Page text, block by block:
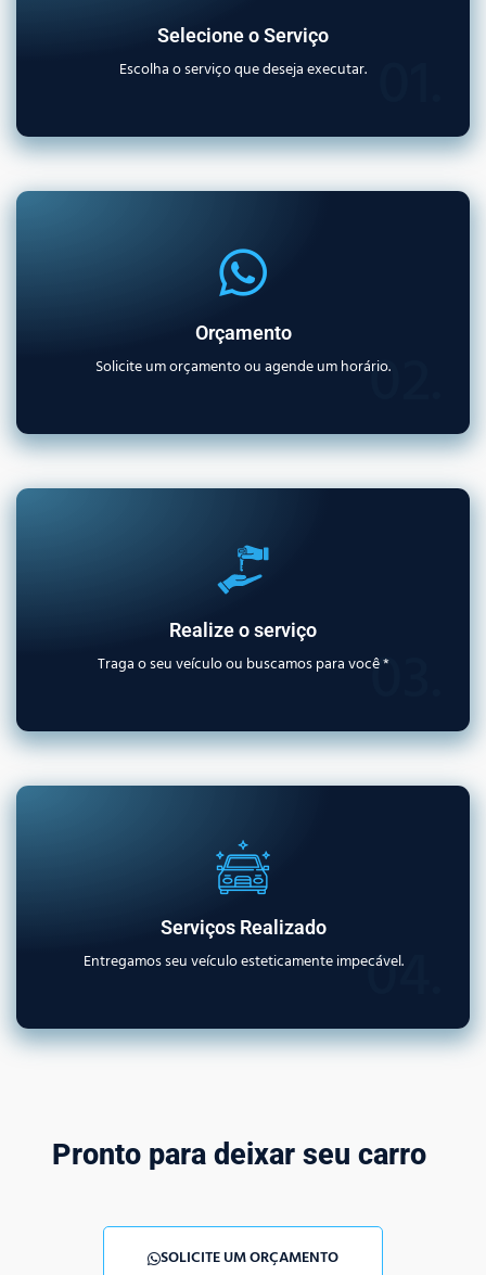
Selecione o Serviço
Escolha o serviço que deseja executar.
Orçamento
Solicite um orçamento ou agende um horário.
02.
Realize o serviço
Traga o seu veículo ou buscamos para você *
03.
Serviços Realizado
Entregamos seu veículo esteticamente impecável.
04.
Pronto para deixar seu carro
SOLICITE UM ORÇAMENTO